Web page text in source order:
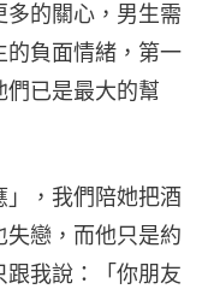
的關心，男生需
的負面情緒，第一
們已是最大的幫
，我們陪她把酒
戀，而他只是約
我說：「你朋友